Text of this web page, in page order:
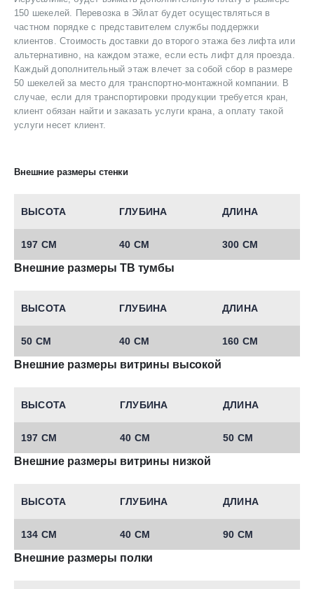
150 шекелей. Перевозка в Эйлат будет осуществляться в
частном порядке с представителем службы поддержки
клиентов. Стоимость доставки до второго этажа без лифта или
альтернативно, на каждом этаже, если есть лифт для проезда.
Каждый дополнительный этаж влечет за собой сбор в размере
50 шекелей за место для транспортно-монтажной компании. В
случае, если для транспортировки продукции требуется кран,
клиент обязан найти и заказать услуги крана, а оплату такой
услуги несет клиент.
Внешние размеры стенки
ВЫСОТА ГЛУБИНА ДЛИНА
197 СМ 40 СМ 300 СМ
Внешние размеры ТВ тумбы
ВЫСОТА ГЛУБИНА ДЛИНА
50 СМ 40 СМ 160 СМ
Внешние размеры витрины высокой
ВЫСОТА ГЛУБИНА ДЛИНА
197 СМ 40 СМ 50 СМ
Внешние размеры витрины низкой
ВЫСОТА ГЛУБИНА ДЛИНА
134 СМ 40 СМ 90 СМ
Внешние размеры полки